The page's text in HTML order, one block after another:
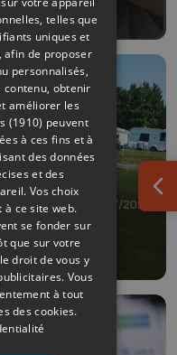
20/07/2026
quitté
telles que
uniques et
afin de proposer
personnalisés,
contenu, obtenir
améliorer les
(1910) peuvent
à ces fins et à
des données
et des
Vos choix
à ce site web.
se fonder sur
que sur votre
droit de vous y
. Vous
à tout
des cookies.